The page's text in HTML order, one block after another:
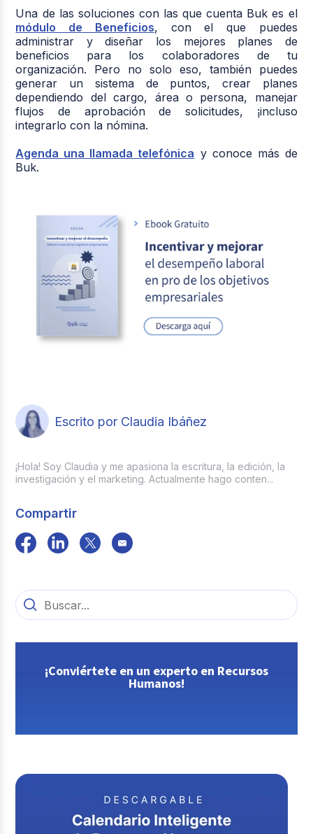
Una de las soluciones con las que cuenta Buk es el
módulo de Beneficios, con el que puedes
administrar y diseñar los mejores planes de
beneficios para los colaboradores de tu
organización. Pero no solo eso, también puedes
generar un sistema de puntos, crear planes
dependiendo del cargo, área o persona, manejar
flujos de aprobación de solicitudes, ¡incluso
integrarlo con la nómina.
Agenda una llamada telefónica y conoce más de
Buk.
Escrito por Claudia Ibáñez
¡Hola! Soy Claudia y me apasiona la escritura, la edición, la
investigación y el marketing. Actualmente hago conten...
Compartir
¡Conviértete en un experto en Recursos
Humanos!